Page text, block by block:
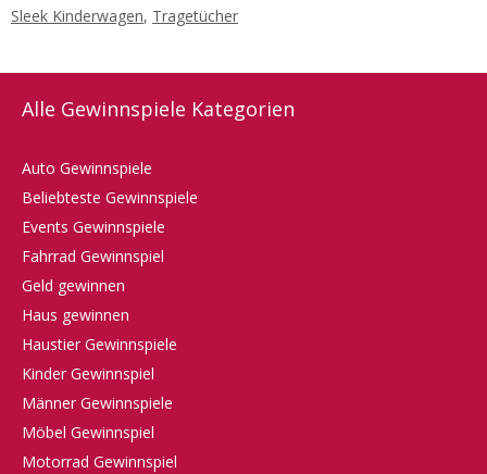
Sleek Kinderwagen, Tragetücher
Alle Gewinnspiele Kategorien
Auto Gewinnspiele
Beliebteste Gewinnspiele
Events Gewinnspiele
Fahrrad Gewinnspiel
Geld gewinnen
Haus gewinnen
Haustier Gewinnspiele
Kinder Gewinnspiel
Männer Gewinnspiele
Möbel Gewinnspiel
Motorrad Gewinnspiel